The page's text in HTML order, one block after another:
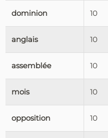
dominion 10
anglais 10
assemblée 10
mois 10
opposition 10